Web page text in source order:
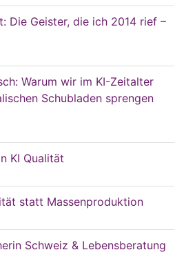
Die Geister, die ich 2014 rief –
Warum wir im KI-Zeitalter
Schubladen sprengen
KI Qualität
statt Massenproduktion
Schweiz & Lebensberatung